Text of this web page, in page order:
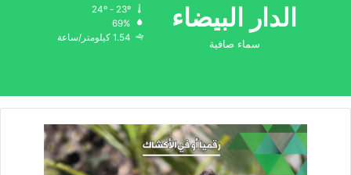
الدار البيضاء
سماء صافية
69%
1.54 كيلومتر/ساعة